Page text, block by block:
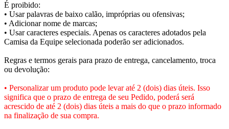
É proibido:
• Usar palavras de baixo calão, impróprias ou ofensivas;
• Adicionar nome de marcas;
• Usar caracteres especiais. Apenas os caracteres adotados pela
Camisa da Equipe selecionada poderão ser adicionados.
Regras e termos gerais para prazo de entrega, cancelamento, troca
ou devolução:
• Personalizar um produto pode levar até 2 (dois) dias úteis. Isso
significa que o prazo de entrega de seu Pedido, poderá será
acrescido de até 2 (dois) dias úteis a mais do que o prazo informado
na finalização de sua compra.